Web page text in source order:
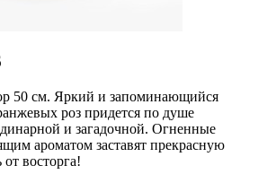
50 см. Яркий и запоминающийся
роз придется по душе
и загадочной. Огненные
ароматом заставят прекрасную
от восторга!